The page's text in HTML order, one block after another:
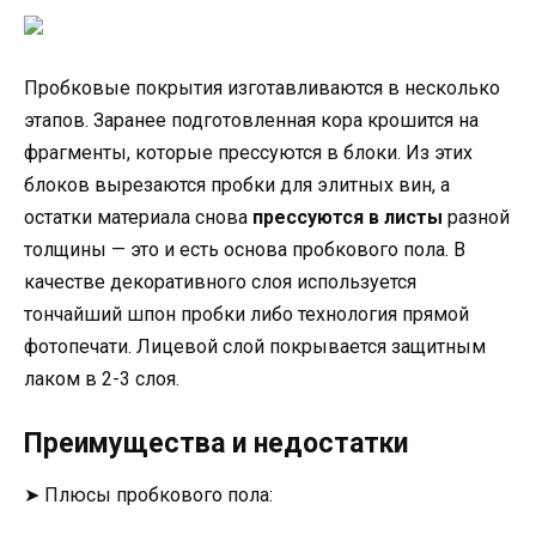
Пробковые покрытия изготавливаются в несколько
этапов. Заранее подготовленная кора крошится на
фрагменты, которые прессуются в блоки. Из этих
блоков вырезаются пробки для элитных вин, а
остатки материала снова прессуются в листы разной
толщины — это и есть основа пробкового пола. В
качестве декоративного слоя используется
тончайший шпон пробки либо технология прямой
фотопечати. Лицевой слой покрывается защитным
лаком в 2-3 слоя.
Преимущества и недостатки
➤ Плюсы пробкового пола: